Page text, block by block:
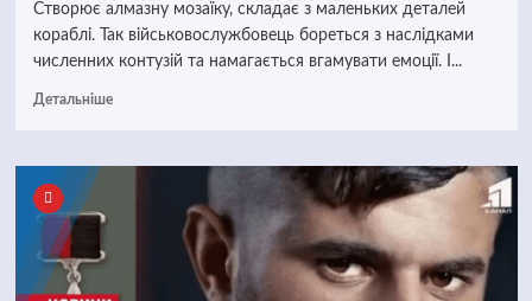
Створює алмазну мозаїку, складає з маленьких деталей
кораблі. Так військовослужбовець бореться з наслідками
численних контузій та намагається вгамувати емоції. І...
Детальніше